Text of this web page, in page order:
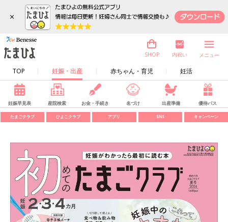
×
TOP 妊娠・出産 赤ちゃん・育児 妊活
SHOP 内祝い メニュー
妊娠早見表 産院検索 お金・手続き 名づけ 出産準備 優待パス
たまごクラブ ひよこクラブ アプリ SNS キャンペーン